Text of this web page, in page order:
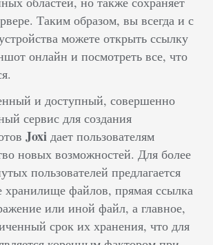
Таким образом, вы всегда и с
можете открыть ссылку
онлайн и посмотреть все, что
и доступный, совершенно
сервис для создания
Joxi дает пользователям
новых возможностей. Для более
пользователей предлагается
хранилище файлов, прямая ссылка
или иной файл, а главное,
срок их хранения, что для